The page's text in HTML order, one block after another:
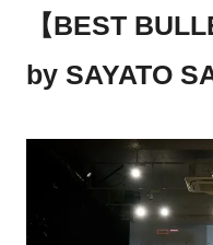
【BEST
by SAYATO